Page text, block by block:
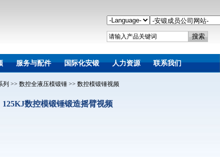
服务与配件 国际化安锻 人力资源 联系我们
列 >> 数控全液压模锻锤 >> 数控模锻锤视频
125KJ数控模锻锤锻造摇臂视频